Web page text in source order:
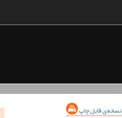
نسخه‌ی قابل چاپ